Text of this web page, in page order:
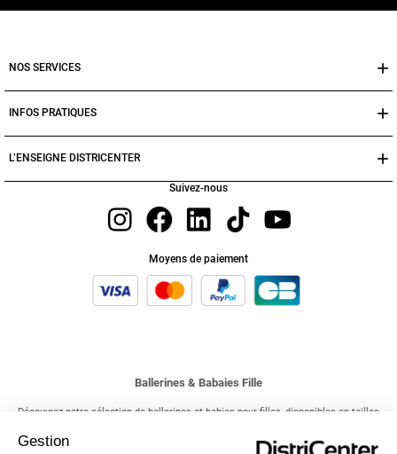
Gestion
Ballerines & Babaies Fille
Découvrez notre sélection de ballerines et babies pour filles, disponibles en tailles
ballerines sont parfaites pour habiller les pieds de vos petites filles avec élégance.
Profitez de notre collection toute l'année pour trouver les chaussures idéales pour
NOS SERVICES
INFOS PRATIQUES
L’ENSEIGNE DISTRICENTER
Suivez-nous
Moyens de paiement